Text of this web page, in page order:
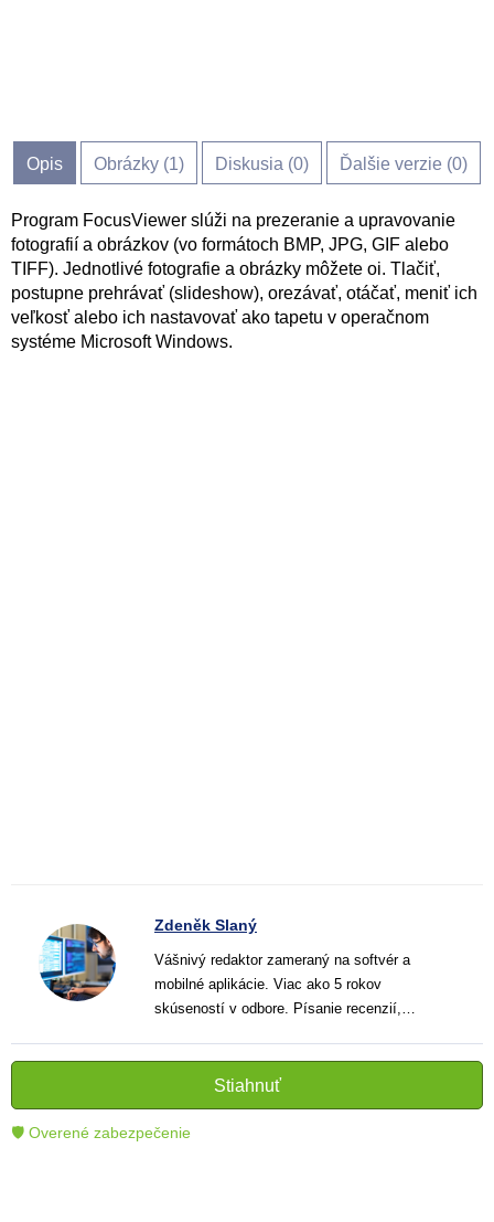
Opis Obrázky (1) Diskusia (0) Ďalšie verzie (0)
Program FocusViewer slúži na prezeranie a upravovanie
fotografií a obrázkov (vo formátoch BMP, JPG, GIF alebo
TIFF). Jednotlivé fotografie a obrázky môžete oi. Tlačiť,
postupne prehrávať (slideshow), orezávať, otáčať, meniť ich
veľkosť alebo ich nastavovať ako tapetu v operačnom
systéme Microsoft Windows.
Zdeněk Slaný
Vášnivý redaktor zameraný na softvér a
mobilné aplikácie. Viac ako 5 rokov
skúseností v odbore. Písanie recenzií,
informatívnych textov, ktoré pomáhajú
čitateľom lepšie porozumieť a využiť moderné
technológie.
Stiahnuť
🛡 Overené zabezpečenie